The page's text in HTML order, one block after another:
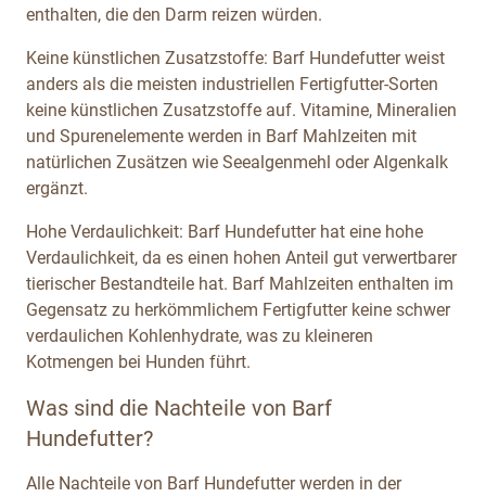
enthalten, die den Darm reizen würden.
Keine künstlichen Zusatzstoffe: Barf Hundefutter weist
anders als die meisten industriellen Fertigfutter-Sorten
keine künstlichen Zusatzstoffe auf. Vitamine, Mineralien
und Spurenelemente werden in Barf Mahlzeiten mit
natürlichen Zusätzen wie Seealgenmehl oder Algenkalk
ergänzt.
Hohe Verdaulichkeit: Barf Hundefutter hat eine hohe
Verdaulichkeit, da es einen hohen Anteil gut verwertbarer
tierischer Bestandteile hat. Barf Mahlzeiten enthalten im
Gegensatz zu herkömmlichem Fertigfutter keine schwer
verdaulichen Kohlenhydrate, was zu kleineren
Kotmengen bei Hunden führt.
Was sind die Nachteile von Barf
Hundefutter?
Alle Nachteile von Barf Hundefutter werden in der